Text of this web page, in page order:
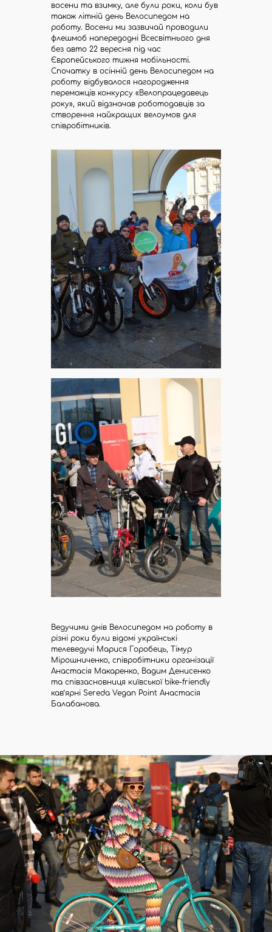
восени та взимку, але були роки, коли був
також літній день Велосипедом на
роботу. Восени ми зазвичай проводили
флешмоб напередодні Всесвітнього дня
без авто 22 вересня під час
Європейського тижня мобільності.
Спочатку в осінній день Велосипедом на
роботу відбувалося нагородження
переможців конкурсу «Велопрацедавець
року», який відзначав роботодавців за
створення найкращих велоумов для
співробітників.
Ведучими днів Велосипедом на роботу в
різні роки були відомі українські
телеведучі Марися Горобець, Тімур
Мірошниченко, співробітники організації
Анастасія Макаренко, Вадим Денисенко
та співзасновниця київської bike-friendly
кав’ярні Sereda Vegan Point Анастасія
Балабанова.